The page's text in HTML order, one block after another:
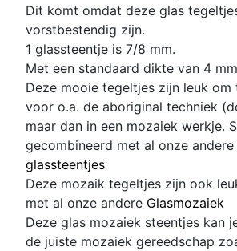
Dit komt omdat deze glas
vorstbestendig zijn.
1 glassteentje is 7/8 mm.
Met een standaard dikte van 4
Deze mooie tegeltjes zijn leuk om
voor o.a. de aboriginal techniek
maar dan in een mozaiek werkje.
gecombineerd met al onze andere
glassteentjes
Deze mozaik tegeltjes zijn ook
met al onze andere Glasmozaiek
Deze glas mozaiek steentjes kan
de juiste mozaiek gereedschap